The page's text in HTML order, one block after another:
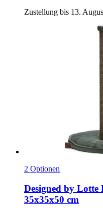
Zustellung bis 13.
2 Optionen
Designed by Lotte
35x35x50 cm